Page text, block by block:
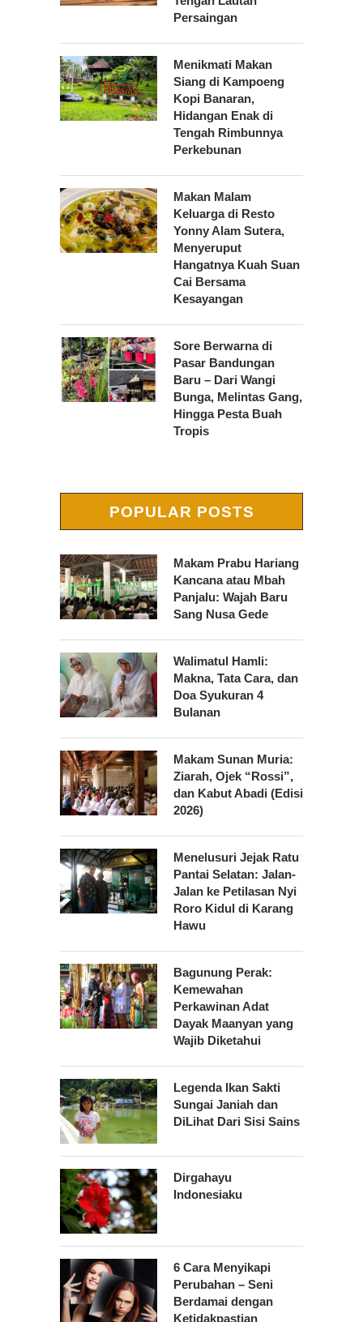
Persaingan
Menikmati Makan
Siang di Kampoeng
Kopi Banaran,
Hidangan Enak di
Tengah Rimbunnya
Perkebunan
Makan Malam
Keluarga di Resto
Yonny Alam Sutera,
Menyeruput
Hangatnya Kuah Suan
Cai Bersama
Kesayangan
Sore Berwarna di
Pasar Bandungan
Baru – Dari Wangi
Bunga, Melintas Gang,
Hingga Pesta Buah
Tropis
POPULAR POSTS
Makam Prabu Hariang
Kancana atau Mbah
Panjalu: Wajah Baru
Sang Nusa Gede
Walimatul Hamli:
Makna, Tata Cara, dan
Doa Syukuran 4
Bulanan
Makam Sunan Muria:
Ziarah, Ojek “Rossi”,
dan Kabut Abadi (Edisi
2026)
Menelusuri Jejak Ratu
Pantai Selatan: Jalan-
Jalan ke Petilasan Nyi
Roro Kidul di Karang
Hawu
Bagunung Perak:
Kemewahan
Perkawinan Adat
Dayak Maanyan yang
Wajib Diketahui
Legenda Ikan Sakti
Sungai Janiah dan
DiLihat Dari Sisi Sains
Dirgahayu
Indonesiaku
6 Cara Menyikapi
Perubahan – Seni
Berdamai dengan
Ketidakpastian